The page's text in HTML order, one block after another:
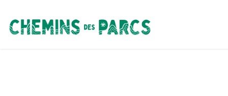
Chemins des Parcs